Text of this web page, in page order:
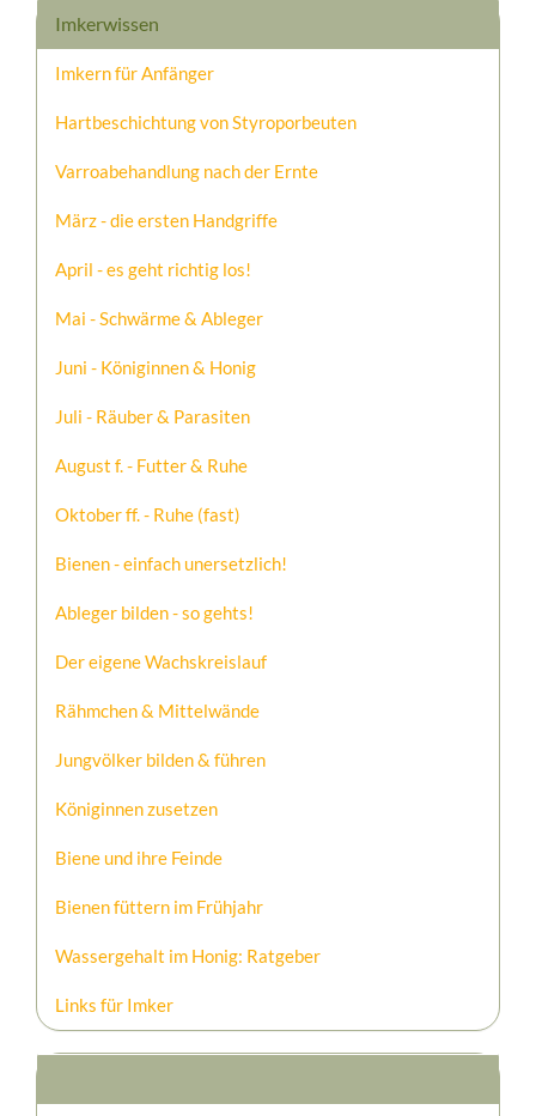
Imkerwissen
Imkern für Anfänger
Hartbeschichtung von Styroporbeuten
Varroabehandlung nach der Ernte
März - die ersten Handgriffe
April - es geht richtig los!
Mai - Schwärme & Ableger
Juni - Königinnen & Honig
Juli - Räuber & Parasiten
August f. - Futter & Ruhe
Oktober ff. - Ruhe (fast)
Bienen - einfach unersetzlich!
Ableger bilden - so gehts!
Der eigene Wachskreislauf
Rähmchen & Mittelwände
Jungvölker bilden & führen
Königinnen zusetzen
Biene und ihre Feinde
Bienen füttern im Frühjahr
Wassergehalt im Honig: Ratgeber
Links für Imker